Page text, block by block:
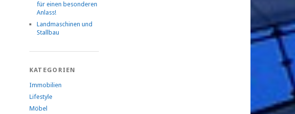
für einen besonderen
Anlass!
Landmaschinen und
Stallbau
KATEGORIEN
Immobilien
Lifestyle
Möbel